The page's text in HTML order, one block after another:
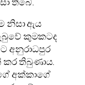
නිසා ඇය
කුමකටද
අනුරාධපුර
තිබුණාය.
අක්කාගේ